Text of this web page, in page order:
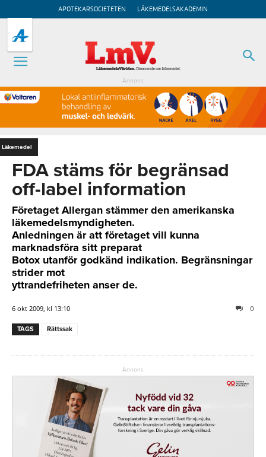
APOTEKARSOCIETETEN LÄKEMEDELSAKADEMIN
Annons
Läkemedel
FDA stäms för begränsad
off-label information
Företaget Allergan stämmer den amerikanska
läkemedelsmyndigheten.
Anledningen är att företaget vill kunna
marknadsföra sitt preparat
Botox utanför godkänd indikation. Begränsningar
strider mot
yttrandefriheten anser de.
6 okt 2009, kl 13:10 0
TAGS Rättssak
Annons